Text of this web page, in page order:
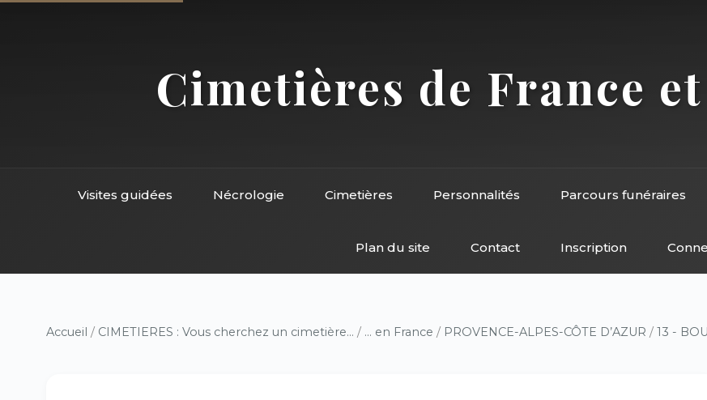
Cimetières de France
Visites guidées Nécrologie Cimetières Personnalités Parcours funéraires
Plan du site Contact Inscription
Accueil / CIMETIERES : Vous cherchez un cimetière... / ... en France / PROVENCE-ALPES-CÔTE D’AZUR / 13 -